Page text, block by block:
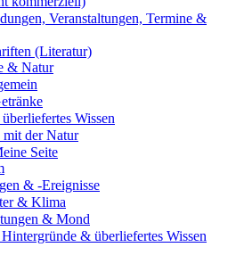
Veranstaltungen, Termine &
(Literatur)
& Natur
Wissen
der Natur
Seite
& -Ereignisse
& Klima
& Mond
& überliefertes Wissen